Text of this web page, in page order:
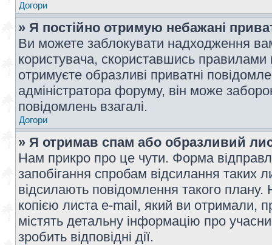
Догори
» Я постійно отримую небажані
Ви можете заблокувати надходження
користувача, скориставшись
отримуєте образливі приватні
адміністратора форуму, він може
повідомлень взагалі.
Догори
» Я отримав спам або образливий
Нам прикро про це чути. Форма
запобігання спробам відсилання таких
відсилають повідомлення такого
копією листа e-mail, який ви отримали,
містять детальну інформацію про
зробить відповідні дії.